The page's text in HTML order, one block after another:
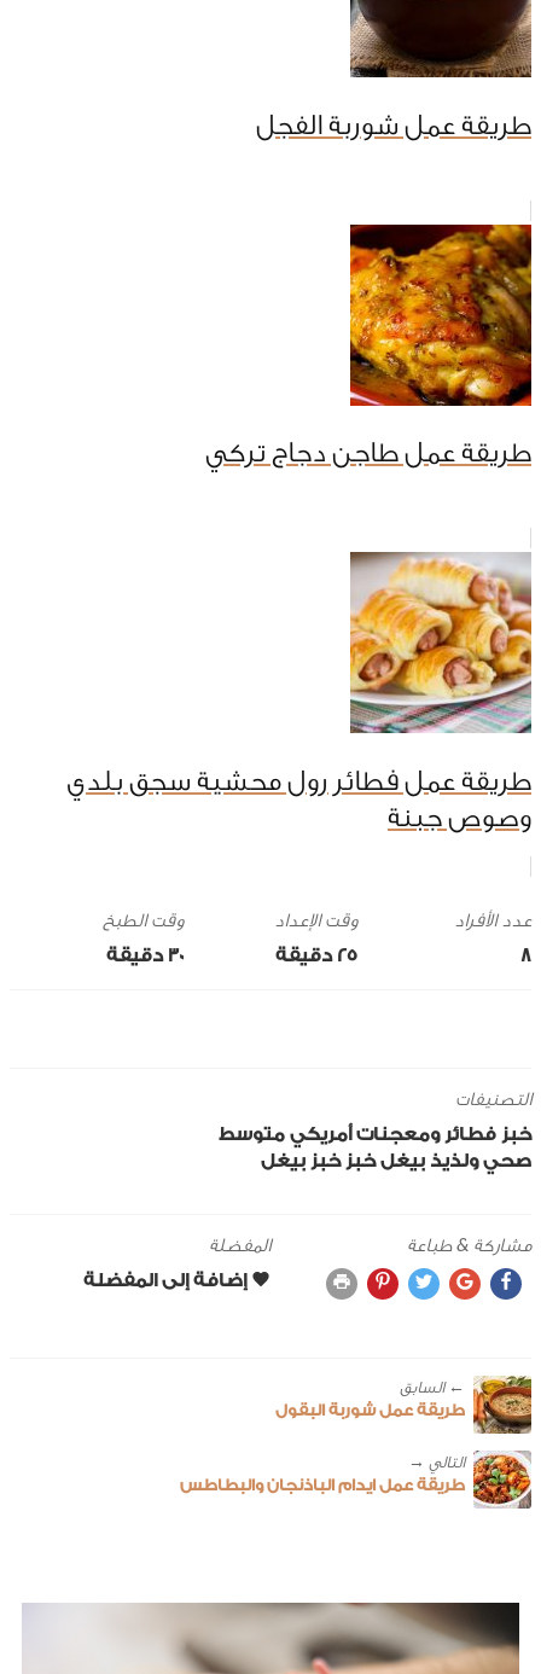
طريقة عمل شوربة الفجل
طريقة عمل طاجن دجاج تركي
طريقة عمل فطائر رول محشية سجق بلدي
وصوص جبنة
8
وقت الإعداد
25 ‎دقيقة
وقت الطبخ
30 ‎دقيقة
التصنيفات
خبز فطائر ومعجنات أمريكي متوسط
صحي ولذيذ بيغل خبز خبز بيغل
مشاركة & طباعة المفضلة
← ‎السابق
طريقة عمل شوربة البقول
طريقة عمل ايدام الباذنجان والبطاطس